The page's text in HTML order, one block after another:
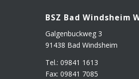
BSZ Bad Winds­heim
Gal­gen­buck­weg 3
91438 Bad Windsheim
Tel.: 09841 1613
Fax: 09841 7085